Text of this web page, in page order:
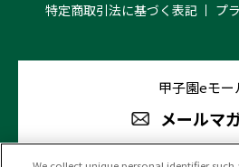
特定商取引法に基づく表記 プ
甲子園eモー
メールマ